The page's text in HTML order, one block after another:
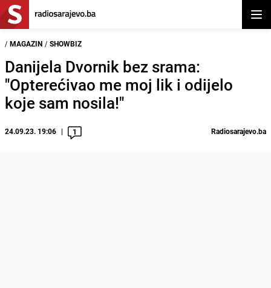
/ MAGAZIN / SHOWBIZ
Danijela Dvornik bez srama:
"Opterećivao me moj lik i odijelo
koje sam nosila!"
24.09.23. 19:06 1 Radiosarajevo.ba